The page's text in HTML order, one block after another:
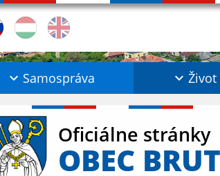
Samospráva Život
Oficiálne stránky
OBEC